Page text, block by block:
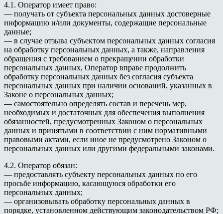
4.1. Оператор имеет право:
— получать от субъекта персональных данных достоверные
информацию и/или документы, содержащие персональные
данные;
— в случае отзыва субъектом персональных данных согласия
на обработку персональных данных, а также, направления
обращения с требованием о прекращении обработки
персональных данных, Оператор вправе продолжить
обработку персональных данных без согласия субъекта
персональных данных при наличии оснований, указанных в
Законе о персональных данных;
— самостоятельно определять состав и перечень мер,
необходимых и достаточных для обеспечения выполнения
обязанностей, предусмотренных Законом о персональных
данных и принятыми в соответствии с ним нормативными
правовыми актами, если иное не предусмотрено Законом о
персональных данных или другими федеральными законами.
4.2. Оператор обязан:
— предоставлять субъекту персональных данных по его
просьбе информацию, касающуюся обработки его
персональных данных;
— организовывать обработку персональных данных в
порядке, установленном действующим законодательством РФ;